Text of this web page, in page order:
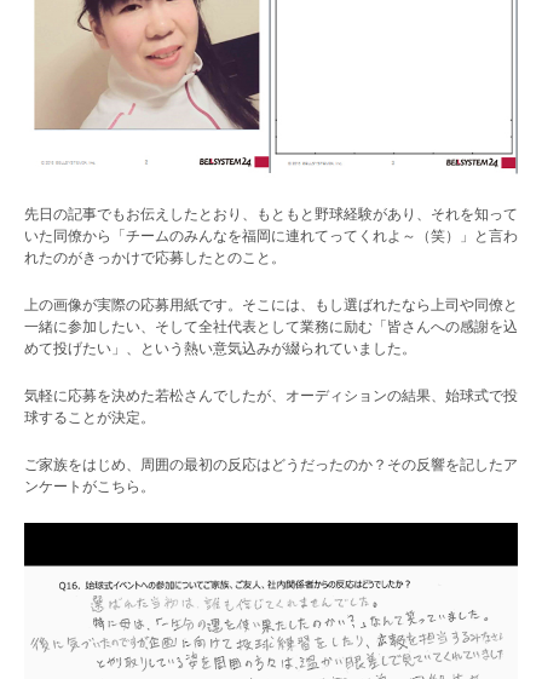
先日の記事でもお伝えしたとおり、もともと野球経験があり、それを知って
いた同僚から「チームのみんなを福岡に連れてってくれよ～（笑）」と言わ
れたのがきっかけで応募したとのこと。
上の画像が実際の応募用紙です。そこには、もし選ばれたなら上司や同僚と
一緒に参加したい、そして全社代表として業務に励む「皆さんへの感謝を込
めて投げたい」、という熱い意気込みが綴られていました。
気軽に応募を決めた若松さんでしたが、オーディションの結果、始球式で投
球することが決定。
ご家族をはじめ、周囲の最初の反応はどうだったのか？その反響を記したア
ンケートがこちら。